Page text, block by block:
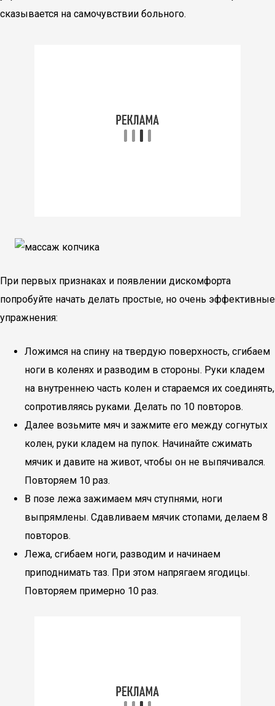
сказывается на самочувствии больного.
При первых признаках и появлении дискомфорта
попробуйте начать делать простые, но очень эффективные
упражнения:
Ложимся на спину на твердую поверхность, сгибаем
ноги в коленях и разводим в стороны. Руки кладем
на внутреннею часть колен и стараемся их соединять,
сопротивляясь руками. Делать по 10 повторов.
Далее возьмите мяч и зажмите его между согнутых
колен, руки кладем на пупок. Начинайте сжимать
мячик и давите на живот, чтобы он не выпячивался.
Повторяем 10 раз.
В позе лежа зажимаем мяч ступнями, ноги
выпрямлены. Сдавливаем мячик стопами, делаем 8
повторов.
Лежа, сгибаем ноги, разводим и начинаем
приподнимать таз. При этом напрягаем ягодицы.
Повторяем примерно 10 раз.